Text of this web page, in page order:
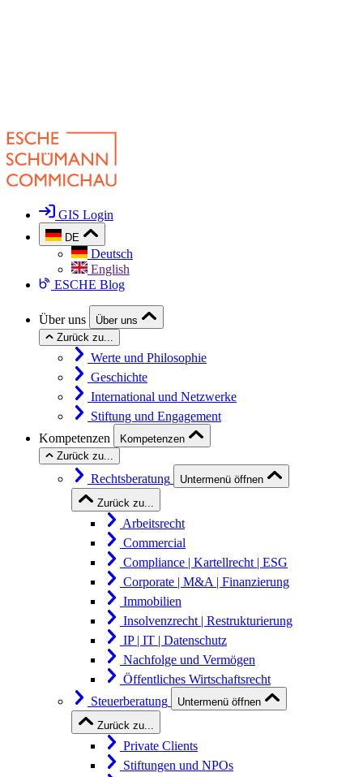
GIS Login
DE
Deutsch
English
ESCHE Blog
Über uns
Über uns
Zurück zu...
Werte und Philosophie
Geschichte
International und Netzwerke
Stiftung und Engagement
Kompetenzen
Kompetenzen
Zurück zu...
Rechtsberatung
Untermenü öffnen
Zurück zu...
Arbeitsrecht
Commercial
Compliance | Kartellrecht | ESG
Corporate | M&A | Finanzierung
Immobilien
Insolvenzrecht | Restrukturierung
IP | IT | Datenschutz
Nachfolge und Vermögen
Öffentliches Wirtschaftsrecht
Steuerberatung
Untermenü öffnen
Zurück zu...
Private Clients
Stiftungen und NPOs